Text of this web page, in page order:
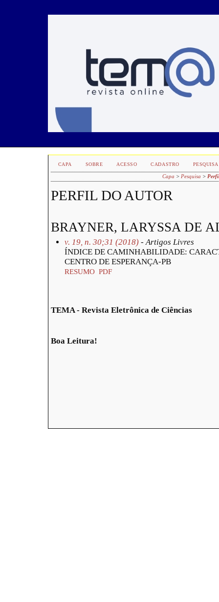
CAPA SOBRE ACESSO CADASTRO PESQUISA
Capa > Pesquisa >
PERFIL DO AUTOR
BRAYNER, LARYSSA DE
v. 19, n. 30;31 (2018) - Artigos Livres
ÍNDICE DE CAMINHABILIDADE:
CENTRO DE ESPERANÇA-PB
RESUMO PDF
TEMA - Revista Eletrônica de Ciências
Boa Leitura!